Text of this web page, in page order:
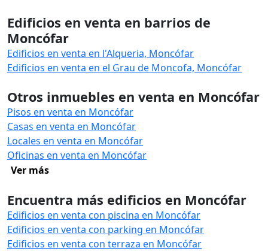
Edificios en venta en barrios de
Moncófar
Edificios en venta en l'Alqueria, Moncófar
Edificios en venta en el Grau de Moncofa, Moncófar
Otros inmuebles en venta en Moncófar
Pisos en venta en Moncófar
Casas en venta en Moncófar
Locales en venta en Moncófar
Oficinas en venta en Moncófar
Ver más
Encuentra más edificios en Moncófar
Edificios en venta con piscina en Moncófar
Edificios en venta con parking en Moncófar
Edificios en venta con terraza en Moncófar